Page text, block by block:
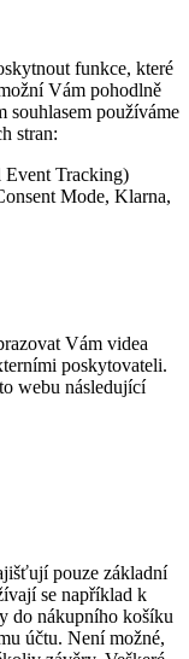
funkce, které
Vám pohodlně
souhlasem používáme
stran:
Event Tracking)
Mode, Klarna,
Vám videa
poskytovateli.
webu následující
pouze základní
se například k
do nákupního košíku
účtu. Není možné,